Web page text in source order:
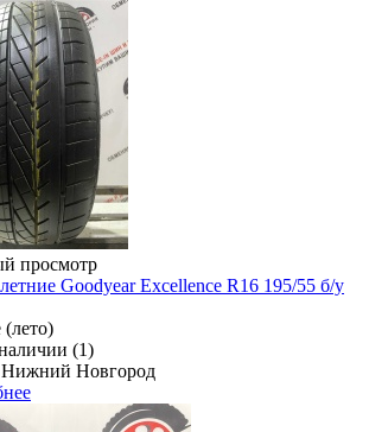
просмотр
Goodyear Excellence R16 195/55 б/у
(1)
Новгород